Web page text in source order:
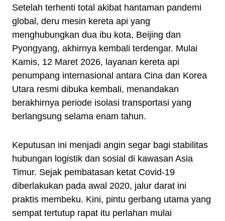
Setelah terhenti total akibat hantaman pandemi
global, deru mesin kereta api yang
menghubungkan dua ibu kota, Beijing dan
Pyongyang, akhirnya kembali terdengar. Mulai
Kamis, 12 Maret 2026, layanan kereta api
penumpang internasional antara Cina dan Korea
Utara resmi dibuka kembali, menandakan
berakhirnya periode isolasi transportasi yang
berlangsung selama enam tahun.
Keputusan ini menjadi angin segar bagi stabilitas
hubungan logistik dan sosial di kawasan Asia
Timur. Sejak pembatasan ketat Covid-19
diberlakukan pada awal 2020, jalur darat ini
praktis membeku. Kini, pintu gerbang utama yang
sempat tertutup rapat itu perlahan mulai